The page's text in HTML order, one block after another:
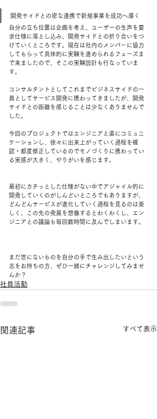
開発サイドとの密な連携で新規事業を成功へ導く
自分の立ち位置は企画を考え、ユーザーの生声を要
求仕様に落とし込み、開発サイドとの折り合いをつ
けていくところです。現在は社内のメンバーに協力
してもらって具体的に実験を進められるフェーズま
で来ましたので、そこの実験設計も行なっていま
す。 ​
コンサルタントとしてこれまでビジネスサイドの一
員としてサービス開発に携わってきましたが、開発
サイドとの距離を感じることは少なくありませんで
した。 ​
今回のプロジェクトではエンジニアと直にコミュニ
ケーションし、徐々に出来上がっていく過程を確
認・都度修正しているのでモノづくりに携わってい
る実感が大きく、やりがいを感じます。 ​
最初にカチッとした仕様がない中でアジャイル的に
開発していくのがしんどいところでもありますが、
どんどんサービスが進化していく過程を見るのは楽
しく、この先の発展を想像するとわくわくし、エン
ジニアとの議論も毎回数時間に及んでしまいます。 ​
まだ世にないものを自分の手で生み出したいという
志をお持ちの方、ぜひ一緒にチャレンジしてみませ
んか？ ​
社員活動
関連記事 すべて表示